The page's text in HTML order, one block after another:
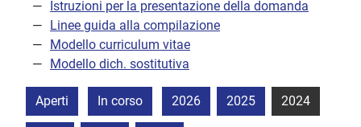
Istruzioni per la presentazione della domanda
Linee guida alla compilazione
Modello curriculum vitae
Modello dich. sostitutiva
Aperti In corso 2026 2025 2024